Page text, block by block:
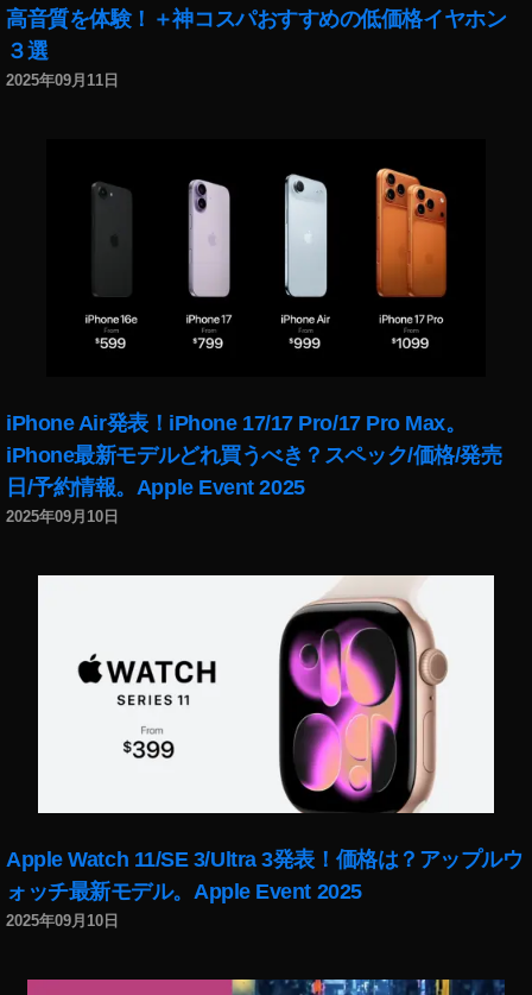
高音質を体験！＋神コスパおすすめの低価格イヤホン
３選
2025年09月11日
iPhone Air発表！iPhone 17/17 Pro/17 Pro Max。
iPhone最新モデルどれ買うべき？スペック/価格/発売
日/予約情報。Apple Event 2025
2025年09月10日
Apple Watch 11/SE 3/Ultra 3発表！価格は？アップルウ
ォッチ最新モデル。Apple Event 2025
2025年09月10日